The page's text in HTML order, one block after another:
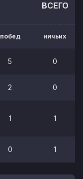
ВСЕГО
побед ничьих
5 0
2 0
1 1
0 1